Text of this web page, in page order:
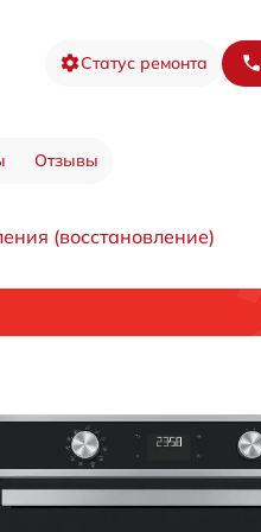
Статус ремонта
Отзывы
(восстановление)